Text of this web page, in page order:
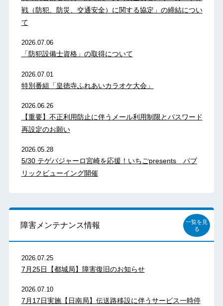
戦（防犯、防災、交通安全）に関する協定」の締結につい
て
2026.07.06
「防犯設備士資格」の取得について
2026.07.01
特別番組「皇徳寺ふれあいカラオケ大会」
2026.06.26
【重要】不正利用防止に伴うメール利用制限とパスワード
再設定のお願い
2026.05.28
5/30 テゲバジャーロ宮崎を応援！いちごpresents パブ
リックビューイング開催
障害メンテナンス情報
一覧を見
る
2026.07.25
7月25日【都城局】障害復旧のお知らせ
2026.07.10
7月17日実施【日南局】伝送路移設に伴うサービス一時停